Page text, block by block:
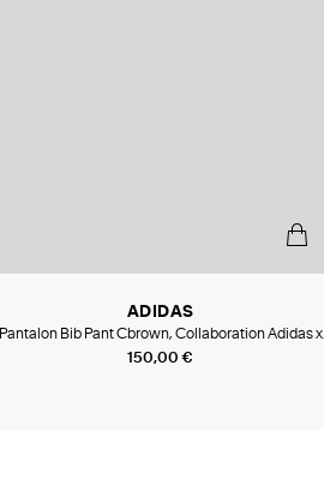
150,00 €
ADIDAS
Pantalon Bib Pant Cbrown, Collaboration Adidas x
Moon Boot